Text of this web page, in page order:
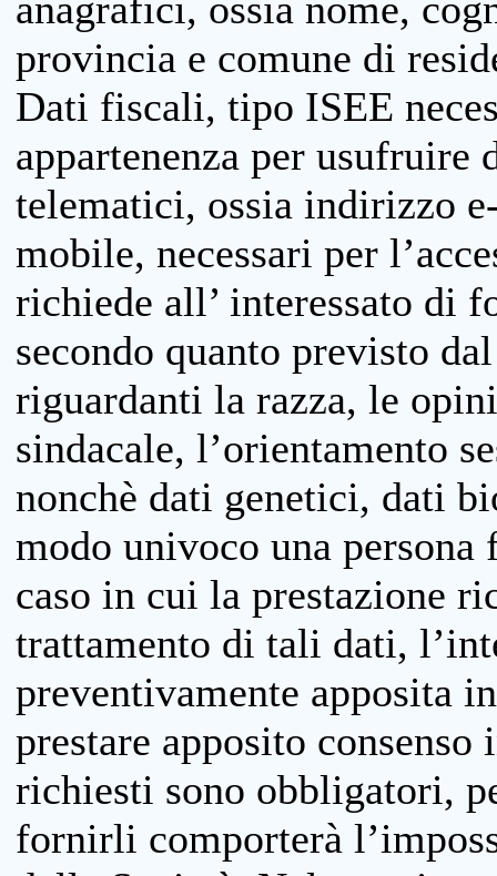
provincia e comune di
Dati fiscali, tipo ISEE
appartenenza per
telematici, ossia indirizzo
mobile, necessari per
richiede all’ interessato di
secondo quanto previsto
riguardanti la razza, le
sindacale, l’orientamento
nonchè dati genetici, dati
modo univoco una
caso in cui la prestazione
trattamento di tali dati,
preventivamente apposita
prestare apposito
richiesti sono obbligatori,
fornirli comporterà